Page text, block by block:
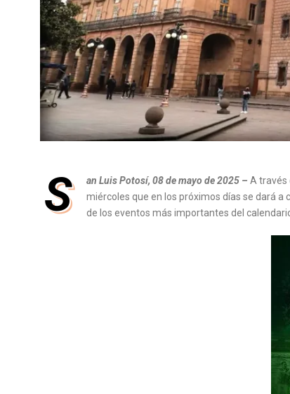
S an Luis Potosí, 08 de mayo de 2025 – A través
miércoles que en los próximos días se dará a
de los eventos más importantes del